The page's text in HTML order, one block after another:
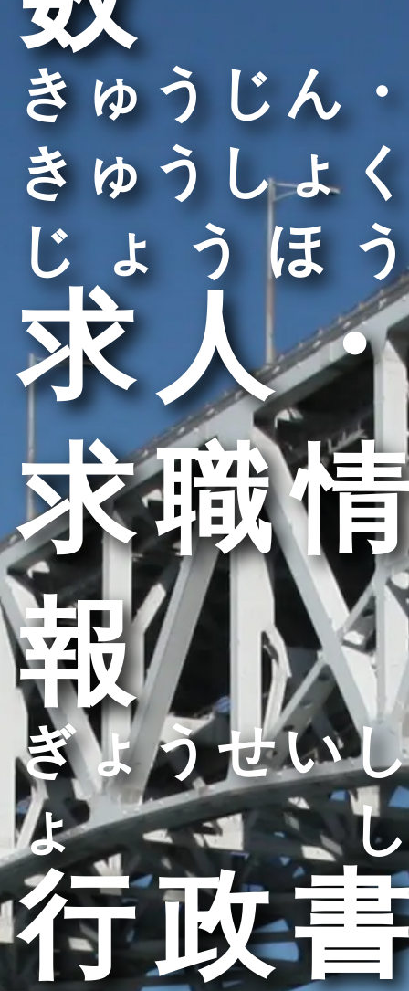
求人・
求職情
報
きゅうじん・
きゅうしょく
じょうほう
行政書
ぎょうせいし
ょし